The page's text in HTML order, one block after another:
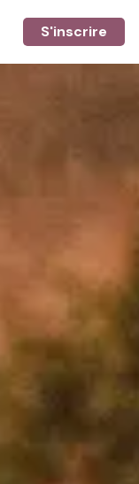
S'inscrire